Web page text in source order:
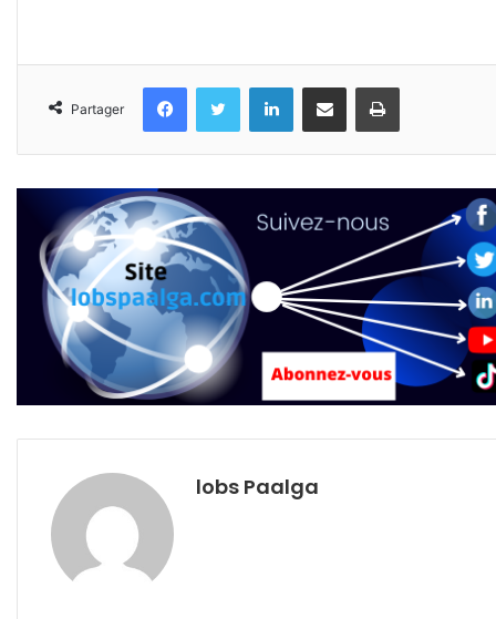
Partager
FacebookTwitter LinkedinPartager par email Imprimer
lobs Paalga